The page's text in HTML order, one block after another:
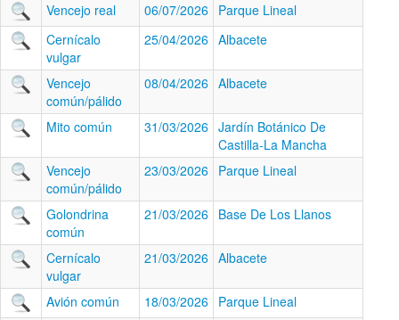
Vencejo real
06/07/2026 Parque Lineal
Cernícalo
vulgar
25/04/2026 Albacete
Vencejo
común/pálido
08/04/2026 Albacete
Mito común 31/03/2026 Jardín Botánico De
Castilla-La Mancha
Vencejo
común/pálido
23/03/2026 Parque Lineal
Golondrina
común
21/03/2026 Base De Los Llanos
Cernícalo
vulgar
21/03/2026 Albacete
Avión común 18/03/2026 Parque Lineal